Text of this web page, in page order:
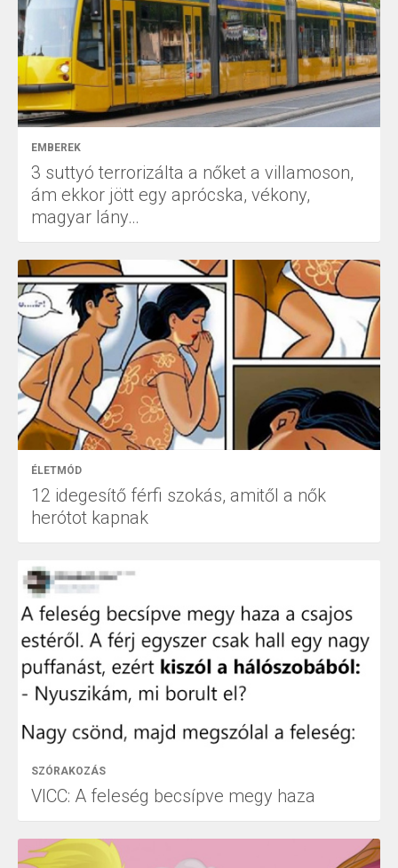
EMBEREK
3 suttyó terrorizálta a nőket a villamoson,
ám ekkor jött egy aprócska, vékony,
magyar lány…
ÉLETMÓD
12 idegesítő férfi szokás, amitől a nők
herótot kapnak
SZÓRAKOZÁS
VICC: A feleség becsípve megy haza